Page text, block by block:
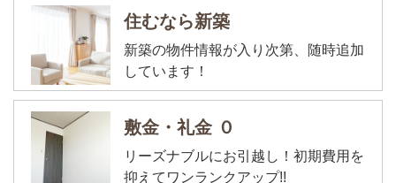
住むなら新築
新築の物件情報が入り次第、随時追加
しています！
敷金・礼金 ０
リーズナブルにお引越し！初期費用を
抑えてワンランクアップ!!